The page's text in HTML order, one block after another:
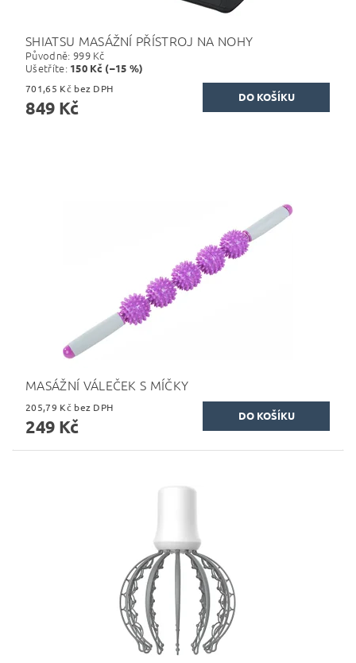
SHIATSU MASÁŽNÍ PŘÍSTROJ NA NOHY
Původně: 999 Kč
Ušetříte: 150 Kč (–15 %)
701,65 Kč bez DPH
849 Kč
MASÁŽNÍ VÁLEČEK S MÍČKY
205,79 Kč bez DPH
249 Kč